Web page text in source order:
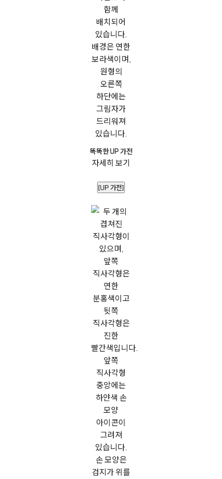
똑똑한 UP 가전
자세히 보기
[UP 가전]